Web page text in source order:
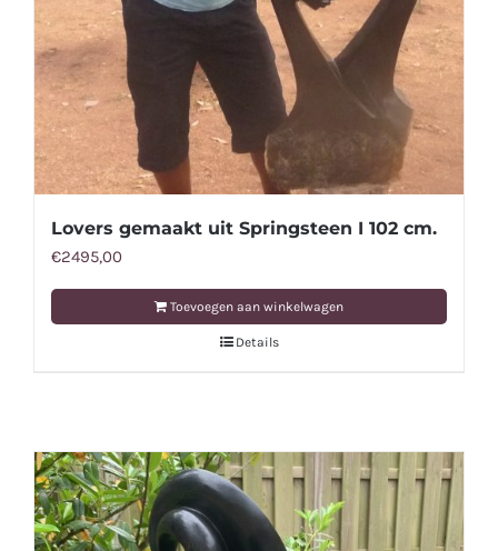
Lovers gemaakt uit Springsteen I 102 cm.
€2495,00
Toevoegen aan winkelwagen
Details